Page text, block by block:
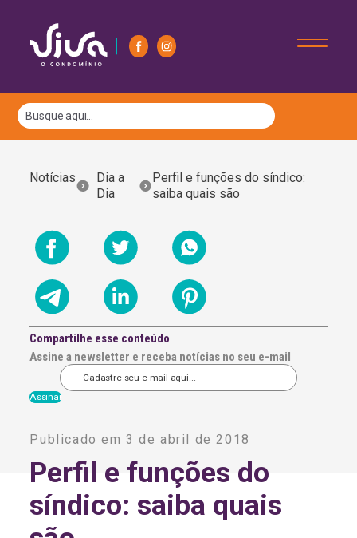
Notícias
Dia a
Dia
Perfil e funções do síndico:
saiba quais são
Compartilhe esse conteúdo
Assine a newsletter e receba notícias no seu e-mail
t
n
t
Publicado em 3 de abril de 2018
Perfil e funções do
síndico: saiba quais